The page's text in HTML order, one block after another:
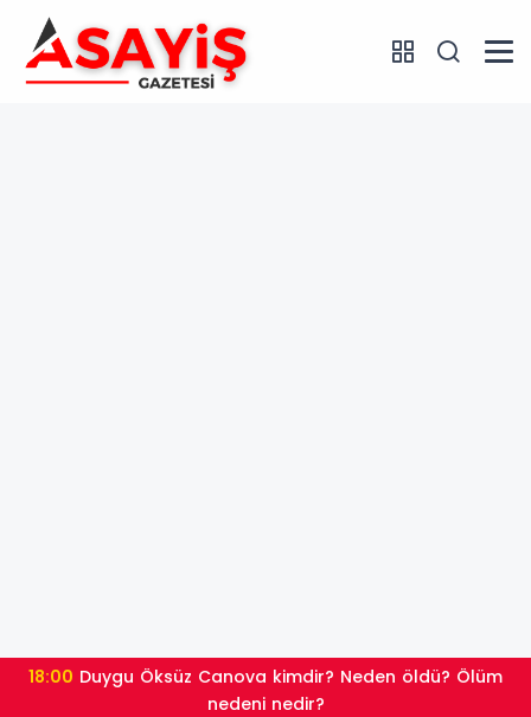
18:00
nedeni nedir?